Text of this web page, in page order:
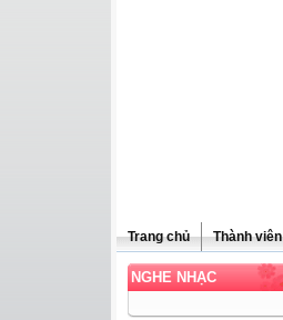
Trang chủ Thành viên
NGHE NHẠC